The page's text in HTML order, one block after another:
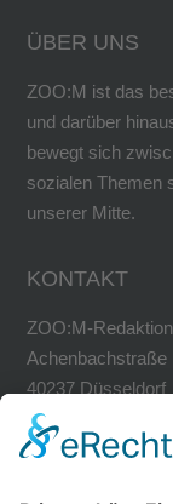
ÜBER UNS
ZOO:M ist das
und darüber
bewegt sich
sozialen Themen
unserer Mitte.
KONTAKT
ZOO:M-
Achenbachstraße
40237 Düsseldorf
Tel. 0211-30200741
Fax 0211-